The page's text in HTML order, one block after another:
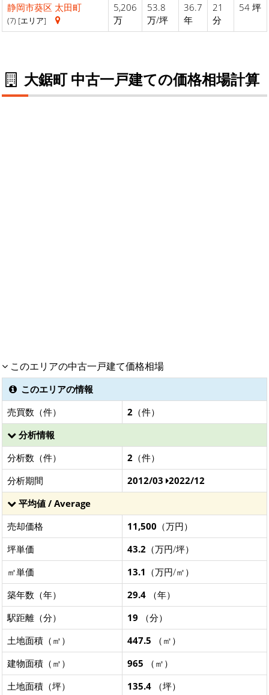
静岡市葵区 太田町
(7) [エリア]
5,206
万
53.8
万/坪
36.7
年
21
分
54 坪
大鋸町 中古一戸建ての価格相場計算
このエリアの中古一戸建て価格相場
このエリアの情報
売買数（件）
2 （件）
分析情報
分析数（件）
2 （件）
分析期間
2012/03 2022/12
平均値 / Average
売却価格
11,500 （万円）
坪単価
43.2 （万円/坪）
㎡単価
13.1 （万円/㎡）
築年数（年）
29.4 （年）
駅距離（分）
19 （分）
土地面積（㎡）
447.5 （㎡）
建物面積（㎡）
965 （㎡）
土地面積（坪）
135.4 （坪）